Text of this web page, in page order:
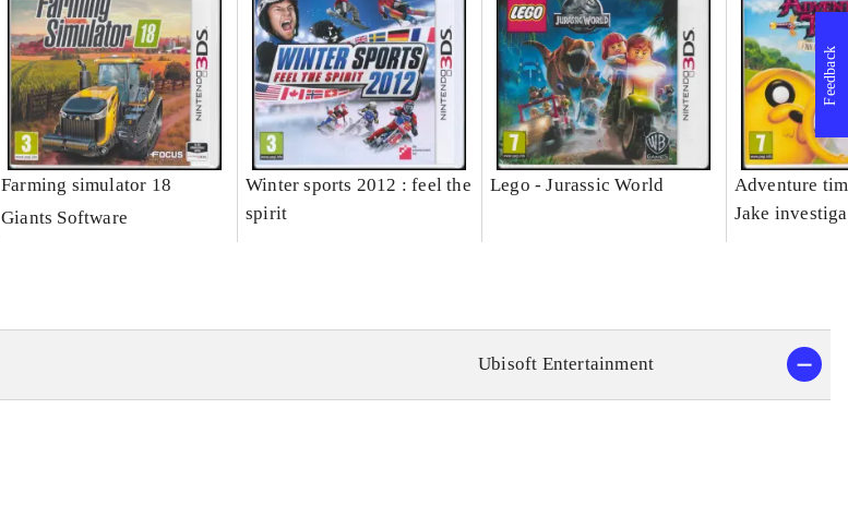
Farming simulator 18
Giants Software
Winter sports 2012 : feel the
spirit
Lego - Jurassic World
Adventure
Jake
Ubisoft Entertainment
Feedback